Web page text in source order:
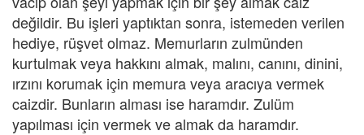
değildir. Bu işleri yaptıktan sonra, istemeden verilen
hediye, rüşvet olmaz. Memurların zulmünden
kurtulmak veya hakkını almak, malını, canını, dinini,
ırzını korumak için memura veya aracıya vermek
caizdir. Bunların alması ise haramdır. Zulüm
yapılması için vermek ve almak da haramdır.